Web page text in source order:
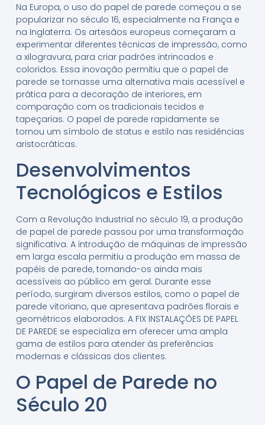
Na Europa, o uso do papel de parede começou a se
popularizar no século 16, especialmente na França e
na Inglaterra. Os artesãos europeus começaram a
experimentar diferentes técnicas de impressão, como
a xilogravura, para criar padrões intrincados e
coloridos. Essa inovação permitiu que o papel de
parede se tornasse uma alternativa mais acessível e
prática para a decoração de interiores, em
comparação com os tradicionais tecidos e
tapeçarias. O papel de parede rapidamente se
tornou um símbolo de status e estilo nas residências
aristocráticas.
Desenvolvimentos
Tecnológicos e Estilos
Com a Revolução Industrial no século 19, a produção
de papel de parede passou por uma transformação
significativa. A introdução de máquinas de impressão
em larga escala permitiu a produção em massa de
papéis de parede, tornando-os ainda mais
acessíveis ao público em geral. Durante esse
período, surgiram diversos estilos, como o papel de
parede vitoriano, que apresentava padrões florais e
geométricos elaborados. A FIX INSTALAÇÕES DE PAPEL
DE PAREDE se especializa em oferecer uma ampla
gama de estilos para atender às preferências
modernas e clássicas dos clientes.
O Papel de Parede no
Século 20